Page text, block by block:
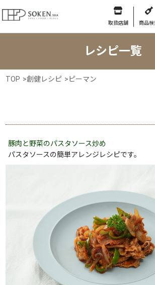
取扱店舗 商品検
レシピ一覧
TOP >創健レシピ > ピーマン
豚肉と野菜のパスタソース炒め
パスタソースの簡単アレンジレシピです。